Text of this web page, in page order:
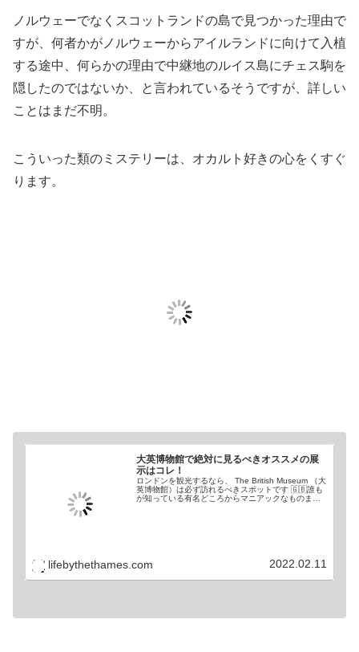
ノルウェーでなくスコットランドの島で見つかった理由で
すが、何者かがノルウェーからアイルランドに向けて入植
する途中、何らかの理由で中継地のルイス島にチェス駒を
隠したのではないか、と言われているそうですが、詳しい
ことはまだ不明。
こういった類のミステリーは、オカルト好きの心をくすぐ
ります。
大英博物館で絶対に見るべきオススメの展
示はコレ！
ロンドンを観光するなら、 The British Museum （大
英博物館）は必ず訪れるべきスポットです 🇬🇧誰も
が知っている有名どころからマニアックなものま
lifebythethames.com 2022.02.11